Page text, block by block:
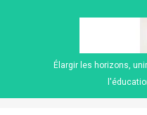
Élargir les horizons,